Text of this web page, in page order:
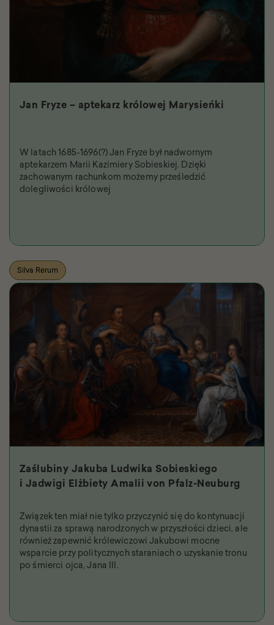
Jan Fryze – aptekarz królowej Marysieńki
W latach 1685-1696(?) Jan Fryze był nadwornym
aptekarzem Marii Kazimiery Sobieskiej. Dzięki
zachowanym rachunkom możemy prześledzić
dolegliwości królowej
Silva Rerum
Zaślubiny Jakuba Ludwika Sobieskiego
i Jadwigi Elżbiety Amalii von Pfalz-Neuburg
Związek ten miał nie tylko przyczynić się do kontynuacji
dynastii za sprawą narodzonych w przyszłości dzieci, ale
również zapewnić królewiczowi Jakubowi mocne
wsparcie przy politycznych staraniach o uzyskanie tronu
po śmierci ojca, Jana III.